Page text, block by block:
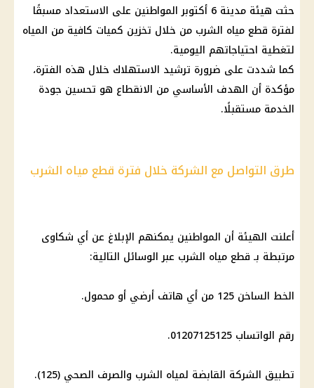
حثت هيئة مدينة 6 أكتوبر المواطنين على الاستعداد مسبقًا
لفترة قطع مياه الشرب من خلال تخزين كميات كافية من المياه
لتغطية احتياجاتهم اليومية.
كما شددت على ضرورة ترشيد الاستهلاك خلال هذه الفترة،
مؤكدة أن الهدف الأساسي من الانقطاع هو تحسين جودة
الخدمة مستقبلًا.
طرق التواصل مع الشركة خلال فترة قطع مياه الشرب
أعلنت الهيئة أن المواطنين يمكنهم الإبلاغ عن أي شكاوى
مرتبطة بـ قطع مياه الشرب عبر الوسائل التالية:
الخط الساخن 125 من أي هاتف أرضي أو محمول.
رقم الواتساب 01207125125.
تطبيق الشركة القابضة لمياه الشرب والصرف الصحي (125).